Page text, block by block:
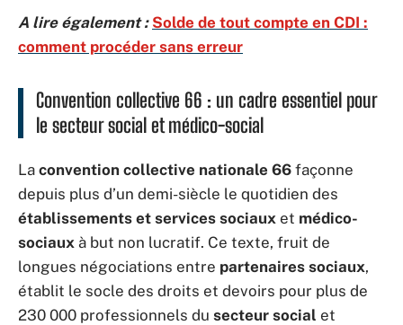
A lire également : Solde de tout compte en CDI :
comment procéder sans erreur
Convention collective 66 : un cadre essentiel pour
le secteur social et médico-social
La convention collective nationale 66 façonne
depuis plus d’un demi-siècle le quotidien des
établissements et services sociaux et médico-
sociaux à but non lucratif. Ce texte, fruit de
longues négociations entre partenaires sociaux,
établit le socle des droits et devoirs pour plus de
230 000 professionnels du secteur social et